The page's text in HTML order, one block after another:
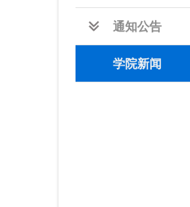
通知公告
学院新闻